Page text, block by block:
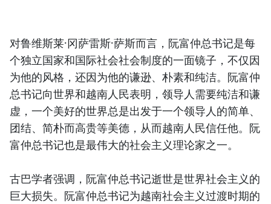
对鲁维斯莱·冈萨雷斯·萨斯而言，阮富仲总书记是每
个独立国家和国际社会社会制度的一面镜子，不仅因
为他的风格，还因为他的谦逊、朴素和纯洁。阮富仲
总书记向世界和越南人民表明，领导人需要纯洁和谦
虚，一个美好的世界总是出发于一个领导人的简单、
团结、简朴而高贵等美德，从而越南人民信任他。阮
富仲总书记也是最伟大的社会主义理论家之一。
古巴学者强调，阮富仲总书记逝世是世界社会主义的
巨大损失。阮富仲总书记为越南社会主义过渡时期的